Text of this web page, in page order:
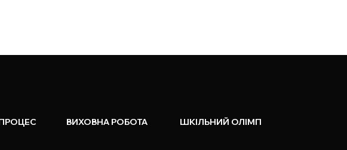
ВИХОВНА РОБОТА ШКІЛЬНИЙ ОЛІМП